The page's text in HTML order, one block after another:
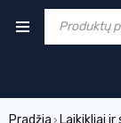
›